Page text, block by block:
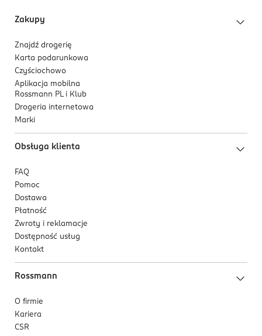
Zakupy
Znajdź drogerię
Karta podarunkowa
Czyściochowo
Aplikacja mobilna
Rossmann PL i Klub
Drogeria internetowa
Marki
Obsługa klienta
FAQ
Pomoc
Dostawa
Płatność
Zwroty i reklamacje
Dostępność usług
Kontakt
Rossmann
O firmie
Kariera
CSR